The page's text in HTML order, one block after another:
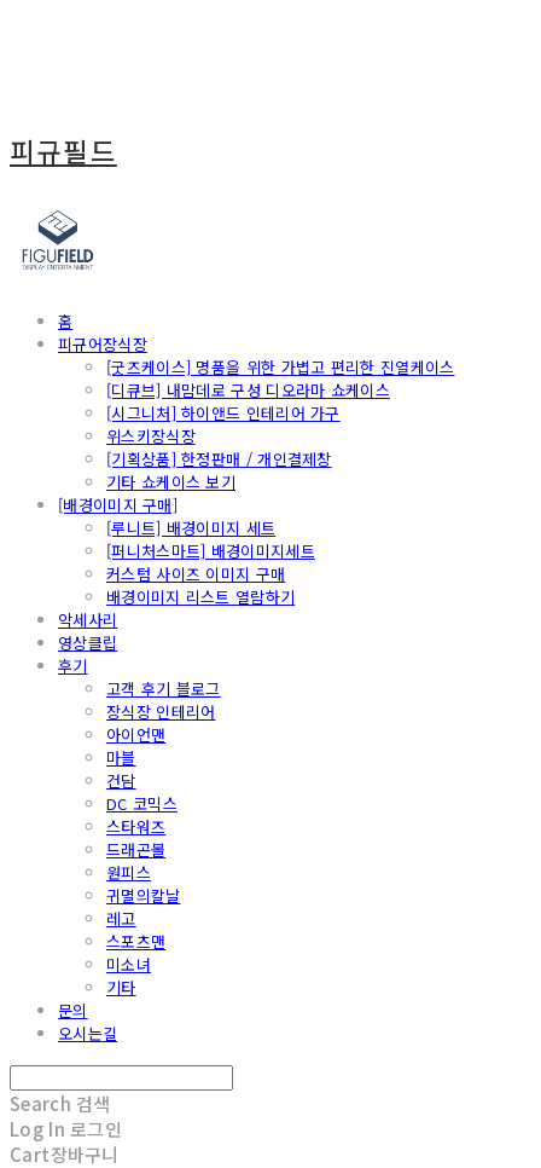
피규필드
홈
피규어장식장
[굿즈케이스] 명품을 위한 가볍고 편리한 진열케이스
[디큐브] 내맘데로 구성 디오라마 쇼케이스
[시그니처] 하이앤드 인테리어 가구
위스키장식장
[기획상품] 한정판매 / 개인결제창
기타 쇼케이스 보기
[배경이미지 구매]
[루니트] 배경이미지 세트
[퍼니처스마트] 배경이미지세트
커스텀 사이즈 이미지 구매
배경이미지 리스트 열람하기
악세사리
영상클립
후기
고객 후기 블로그
장식장 인테리어
아이언맨
마블
건담
DC 코믹스
스타워즈
드래곤볼
원피스
귀멸의칼날
레고
스포츠맨
미소녀
기타
문의
오시는길
Search 검색
Log In 로그인
Cart장바구니